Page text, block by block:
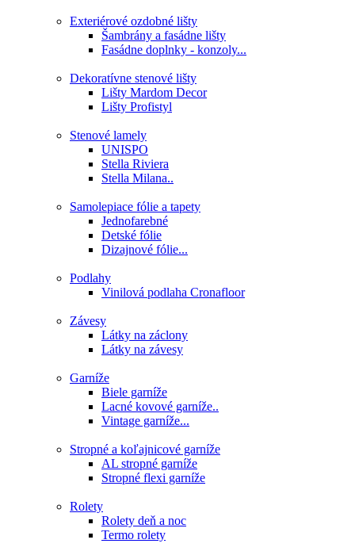
Exteriérové ozdobné lišty
Šambrány a fasádne lišty
Fasádne doplnky - konzoly...
Dekoratívne stenové lišty
Lišty Mardom Decor
Lišty Profistyl
Stenové lamely
UNISPO
Stella Riviera
Stella Milana..
Samolepiace fólie a tapety
Jednofarebné
Detské fólie
Dizajnové fólie...
Podlahy
Vinilová podlaha Cronafloor
Závesy
Látky na záclony
Látky na závesy
Garníže
Biele garníže
Lacné kovové garníže..
Vintage garníže...
Stropné a koľajnicové garníže
AL stropné garníže
Stropné flexi garníže
Rolety
Rolety deň a noc
Termo rolety